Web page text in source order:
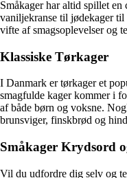
Småkager har altid spillet
vaniljekranse til jødekager til
vifte af smagsoplevelser og
Klassiske Tørkager
I Danmark er tørkager et
smagfulde kager kommer i
af både børn og voksne.
brunsviger, finskbrød og
Småkager Krydsord
Vil du udfordre dig selv og